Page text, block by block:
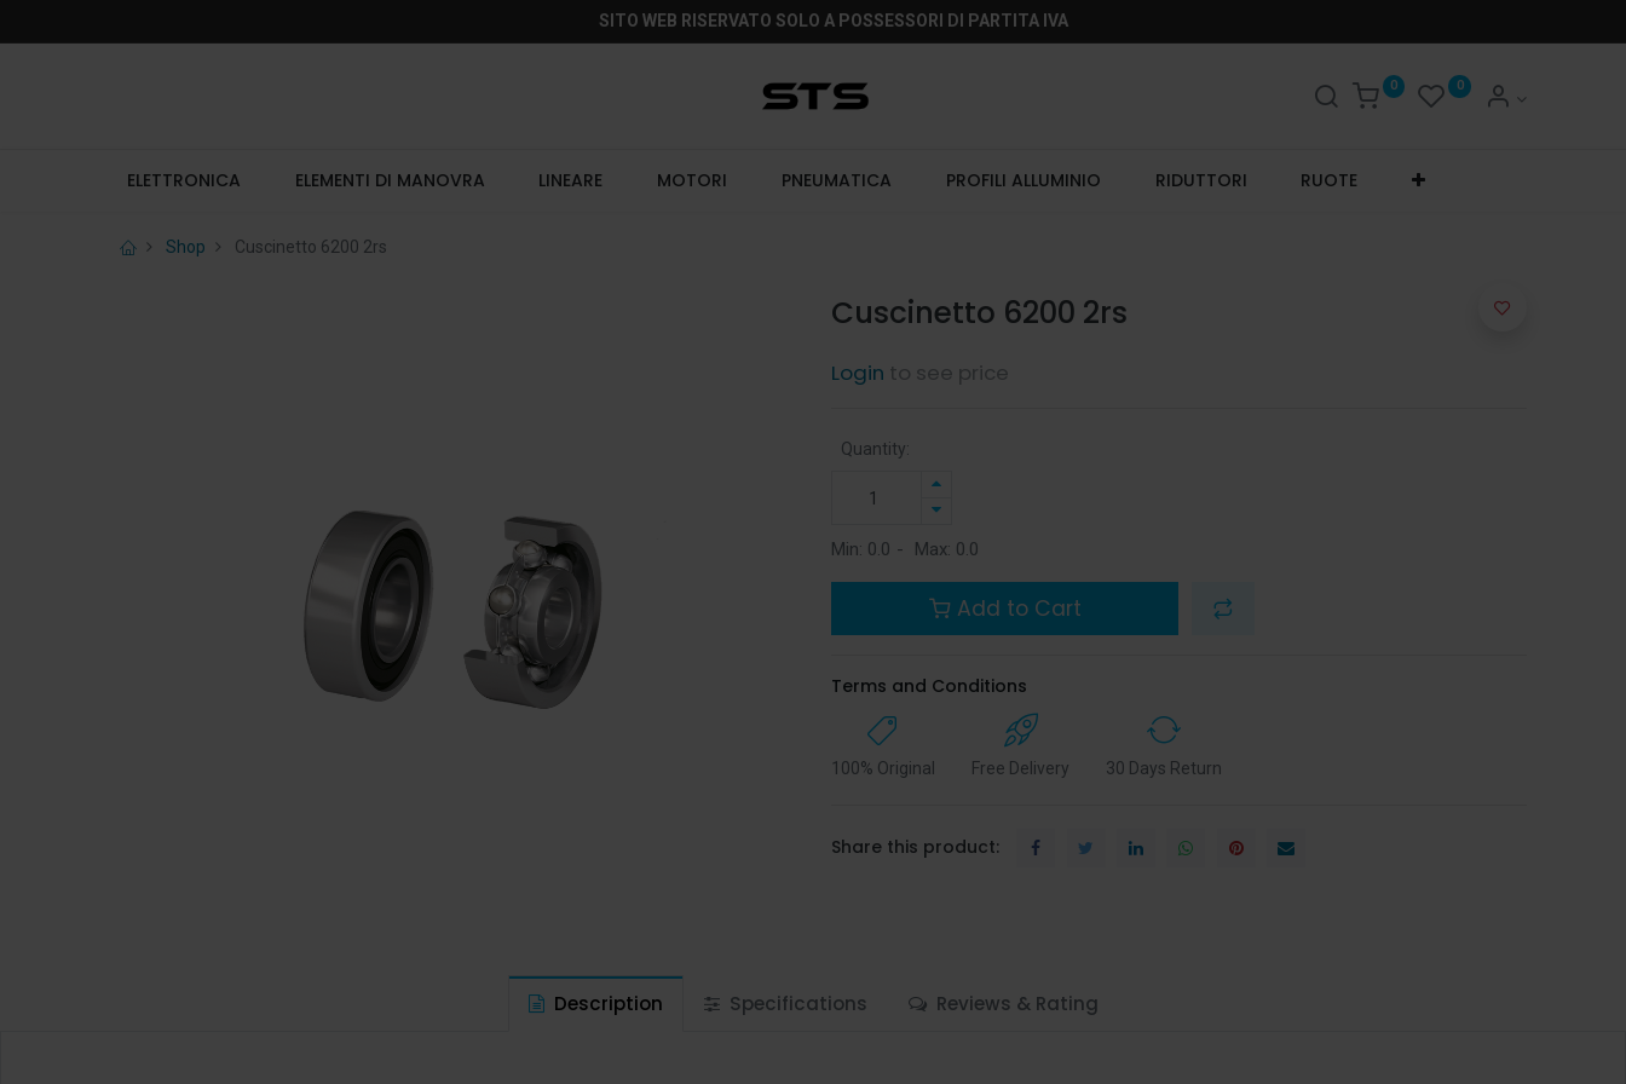
SITO WEB RISERVATO SOLO A POSSESSORI DI PARTITA IVA
0 0
ELETTRONICA ELEMENTI DI MANOVRA LINEARE MOTORI PNEUMATICA PROFILI ALLUMINIO RIDUTTORI RUOTE
Shop Cuscinetto 6200 2rs
Cuscinetto 6200 2rs
Login to see price
Quantity:
Min: 0.0 - Max: 0.0
Add to Cart
Terms and Conditions
100% Original Free Delivery 30 Days Return
Share this product:
Description Specifications Reviews & Rating